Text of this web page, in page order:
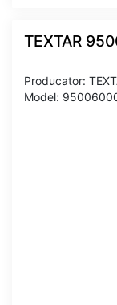
TEXTAR
Producator:
Model: